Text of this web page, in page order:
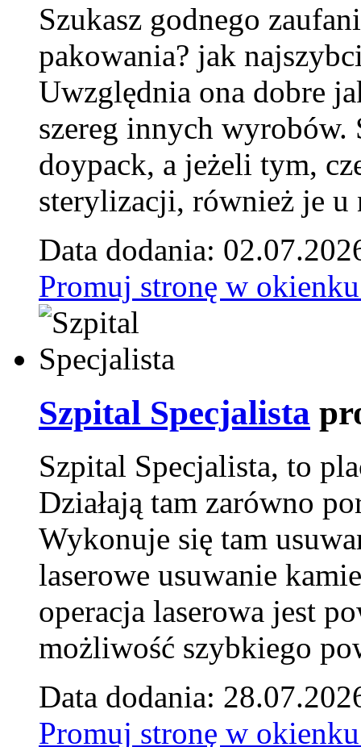
Szukasz godnego
pakowania? jak
Uwzględnia ona dobre
szereg innych
doypack, a jeżeli tym,
sterylizacji, również je u
Data dodania:
Promuj stronę w
Szpital Specjalista
Szpital Specjalista, to
Działają tam zarówno
Wykonuje się tam
laserowe usuwanie
operacja laserowa jest
możliwość szybkiego
Data dodania:
Promuj stronę w